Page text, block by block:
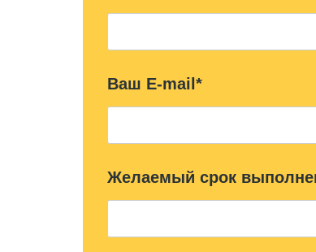
Ваш E-mail*
Желаемый срок